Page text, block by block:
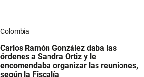
Colombia
Carlos Ramón González daba las
órdenes a Sandra Ortiz y le
encomendaba organizar las reuniones,
según la Fiscalía